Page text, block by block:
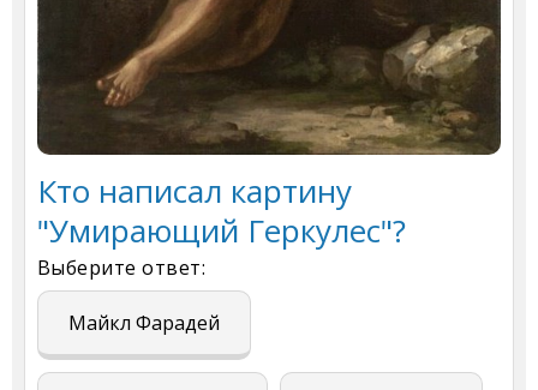
Кто написал картину
"Умирающий Геркулес"?
Выберите ответ:
Майкл Фарадей